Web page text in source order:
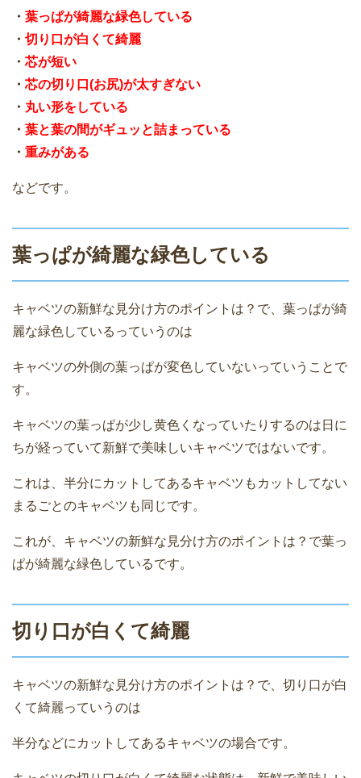
・ 葉っぱが綺麗な緑色している
・ 切り口が白くて綺麗
・ 芯が短い
・ 芯の切り口(お尻)が太すぎない
・ 丸い形をしている
・ 葉と葉の間がギュッと詰まっている
・ 重みがある
などです。
葉っぱが綺麗な緑色している
キャベツの新鮮な見分け方のポイントは？で、葉っぱが綺
麗な緑色しているっていうのは
キャベツの外側の葉っぱが変色していないっていうことで
す。
キャベツの葉っぱが少し黄色くなっていたりするのは日に
ちが経っていて新鮮で美味しいキャベツではないです。
これは、半分にカットしてあるキャベツもカットしてない
まるごとのキャベツも同じです。
これが、キャベツの新鮮な見分け方のポイントは？で葉っ
ぱが綺麗な緑色しているです。
切り口が白くて綺麗
キャベツの新鮮な見分け方のポイントは？で、切り口が白
くて綺麗っていうのは
半分などにカットしてあるキャベツの場合です。